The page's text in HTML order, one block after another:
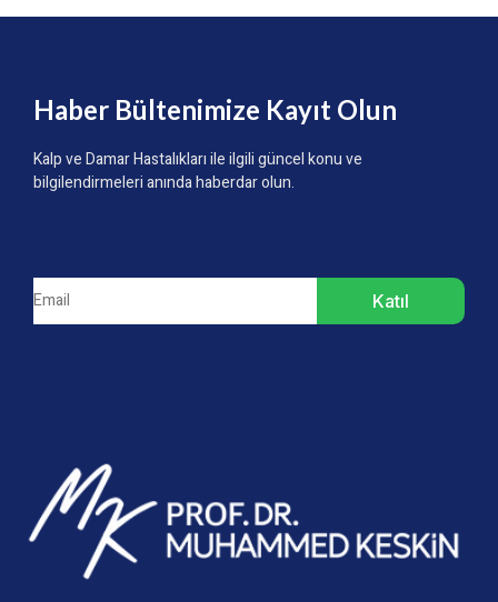
Haber Bültenimize Kayıt Olun
Kalp ve Damar Hastalıkları ile ilgili güncel konu ve
bilgilendirmeleri anında haberdar olun.
Katıl